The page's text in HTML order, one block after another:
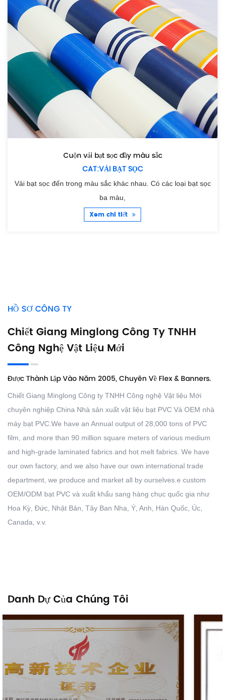
Cuộn vải bạt sọc đầy màu sắc
CAT:VẢI BẠT SỌC
Vải bạt sọc đến trong màu sắc khác nhau. Có các loại bạt sọc
ba màu,
Xem chi tiết
HỒ SƠ CÔNG TY
Chiết Giang Minglong Công Ty TNHH
Công Nghệ Vật Liệu Mới
Được Thành Lập Vào Năm 2005, Chuyên Về Flex & Banners.
Chiết Giang Minglong Công ty TNHH Công nghệ Vật liệu Mới
chuyên nghiệp China Nhà sản xuất vật liệu bạt PVC Và OEM nhà
máy bạt PVC .We have an Annual output of 28,000 tons of PVC
film, and more than 90 million square meters of various medium
and high-grade laminated fabrics and hot melt fabrics. We have
our own factory, and we also have our own international trade
department, we produce and market all by ourselves.e custom
OEM/ODM bạt PVC và xuất khẩu sang hàng chục quốc gia như
Hoa Kỳ, Đức, Nhật Bản, Tây Ban Nha, Ý, Anh, Hàn Quốc, Úc,
Canada, v.v.
Danh Dự Của Chúng Tôi